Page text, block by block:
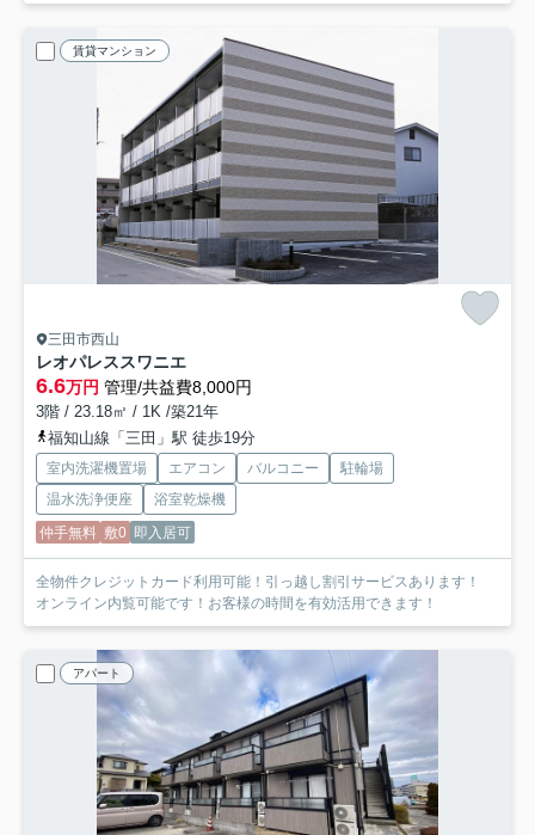
賃貸マンション
三田市西山
レオパレススワニエ
6.6万円 管理/共益費8,000円
3階 / 23.18㎡ / 1K /築21年
福知山線「三田」駅 徒歩19分
室内洗濯機置場 エアコン バルコニー
駐輪場
温水洗浄便座
浴室乾燥機
仲手無料 敷0 即入居可
全物件クレジットカード利用可能！引っ越し割引サービスあります！
オンライン内覧可能です！お客様の時間を有効活用できます！
アパート